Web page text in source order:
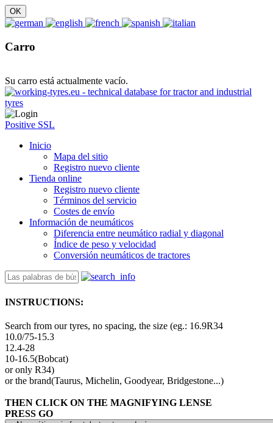
Carro
Su carro está actualmente vacío.
Positive SSL
Inicio
Mapa del sitio
Registro nuevo cliente
Tienda online
Registro nuevo cliente
Términos del servicio
Costes de envío
Información de neumáticos
Diferencia entre neumático radial y diagonal
Índice de peso y velocidad
Conversión neumáticos de tractores
INSTRUCTIONS:
Search from our tyres, no spacing, the size (eg.: 16.9R34
10.0/75-15.3
12.4-28
10-16.5(Bobcat)
or only R34)
or the brand(Taurus, Michelin, Goodyear, Bridgestone...)
THEN CLICK ON THE MAGNIFYING LENSE
PRESS GO